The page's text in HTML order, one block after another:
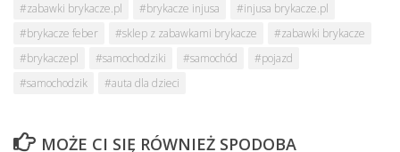
#zabawki brykacze.pl
#brykacze injusa
#injusa brykacze.pl
#brykacze feber
#sklep z zabawkami brykacze
#zabawki brykacze
#brykaczepl
#samochodziki #samochód
#pojazd
#samochodzik
#auta dla dzieci
MOŻE CI SIĘ RÓWNIEŻ SPODOBA